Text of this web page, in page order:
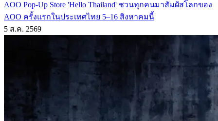
AOO Pop-Up Store 'Hello Thailand' ชวนทุกคนมาสัมผัสโลกของ
AOO ครั้งแรกในประเทศไทย 5–16 สิงหาคมนี้
5 ส.ค. 2569